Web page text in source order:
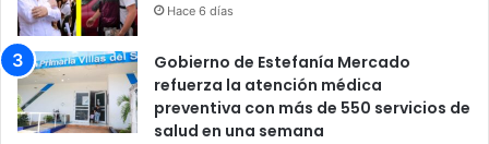
Hace 6 días
Gobierno de Estefanía Mercado
refuerza la atención médica
preventiva con más de 550 servicios de
salud en una semana